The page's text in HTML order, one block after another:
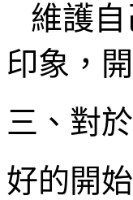
維護自
印象，
三、對
好的開